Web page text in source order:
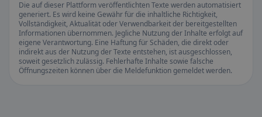
Die auf dieser Plattform veröffentlichten Texte werden automatisiert
generiert. Es wird keine Gewähr für die inhaltliche Richtigkeit,
Vollständigkeit, Aktualität oder Verwendbarkeit der bereitgestellten
Informationen übernommen. Jegliche Nutzung der Inhalte erfolgt auf
eigene Verantwortung. Eine Haftung für Schäden, die direkt oder
indirekt aus der Nutzung der Texte entstehen, ist ausgeschlossen,
soweit gesetzlich zulässig. Fehlerhafte Inhalte sowie falsche
Öffnungszeiten können über die Meldefunktion gemeldet werden.